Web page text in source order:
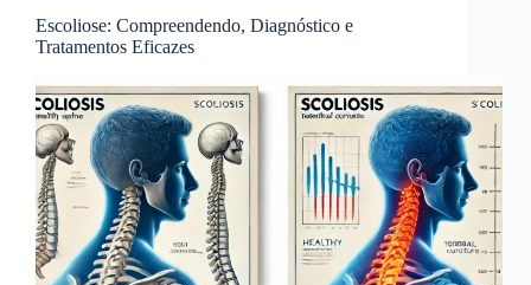
Escoliose: Compreendendo, Diagnóstico e
Tratamentos Eficazes